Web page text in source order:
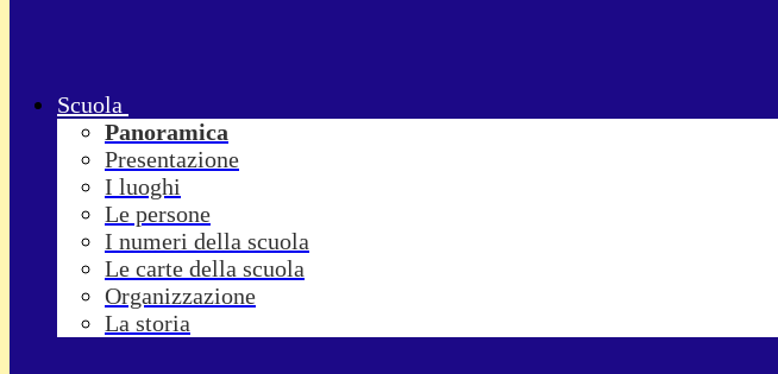
Scuola
Panoramica
Presentazione
I luoghi
Le persone
I numeri della scuola
Le carte della scuola
Organizzazione
La storia